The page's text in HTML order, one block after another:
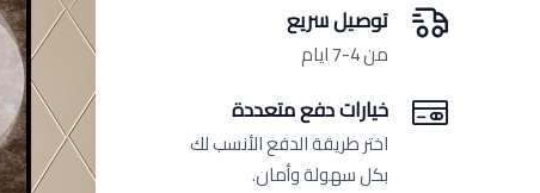
توصيل سريع
من 4-7 ايام
خيارات دفع متعددة
اختر طريقة الدفع الأنسب لك
بكل سهولة وأمان.